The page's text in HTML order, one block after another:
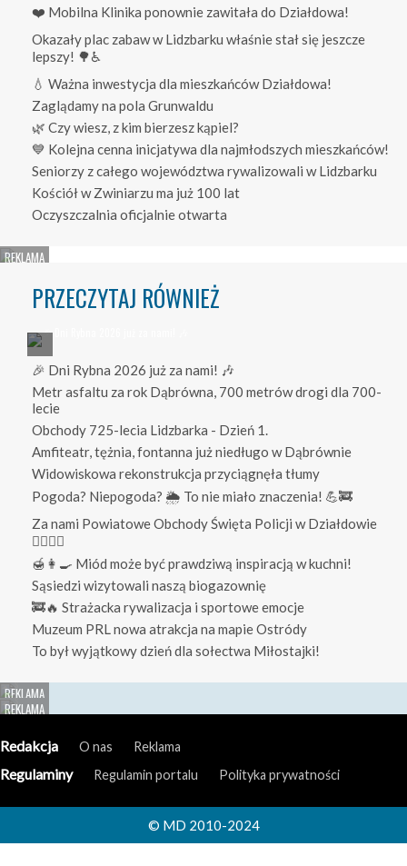
❤️ Mobilna Klinika ponownie zawitała do Działdowa!
Okazały plac zabaw w Lidzbarku właśnie stał się jeszcze
lepszy! 🌳♿
💧 Ważna inwestycja dla mieszkańców Działdowa!
Zaglądamy na pola Grunwaldu
🌿 Czy wiesz, z kim bierzesz kąpiel?
💙 Kolejna cenna inicjatywa dla najmłodszych mieszkańców!
Seniorzy z całego województwa rywalizowali w Lidzbarku
Kościół w Zwiniarzu ma już 100 lat
Oczyszczalnia oficjalnie otwarta
PRZECZYTAJ RÓWNIEŻ
🎉 Dni Rybna 2026 już za nami! 🎶
Metr asfaltu za rok Dąbrówna, 700 metrów drogi dla 700-
lecie
Obchody 725-lecia Lidzbarka - Dzień 1.
Amfiteatr, tężnia, fontanna już niedługo w Dąbrównie
Widowiskowa rekonstrukcja przyciągnęła tłumy
Pogoda? Niepogoda? 🌦️ To nie miało znaczenia! 💪🚒
Za nami Powiatowe Obchody Święta Policji w Działdowie
👮‍♀️👮‍♂️
🍯👩‍🍳 Miód może być prawdziwą inspiracją w kuchni!
Sąsiedzi wizytowali naszą biogazownię
🚒🔥 Strażacka rywalizacja i sportowe emocje
Muzeum PRL nowa atrakcja na mapie Ostródy
To był wyjątkowy dzień dla sołectwa Miłostajki!
Redakcja O nas Reklama
Regulaminy Regulamin portalu Polityka prywatności
© MD 2010-2024